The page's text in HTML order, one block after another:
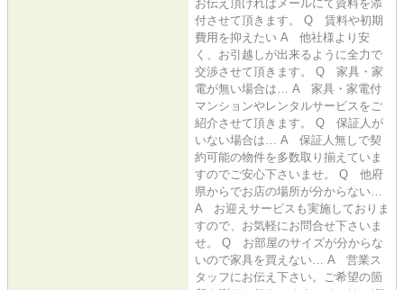
お伝え頂ければメールにて資料を添
付させて頂きます。 Q 賃料や初期
費用を抑えたい A 他社様より安
く、お引越しが出来るように全力で
交渉させて頂きます。 Q 家具・家
電が無い場合は… A 家具・家電付
マンションやレンタルサービスをご
紹介させて頂きます。 Q 保証人が
いない場合は… A 保証人無しで契
約可能の物件を多数取り揃えていま
すのでご安心下さいませ。 Q 他府
県からでお店の場所が分からない…
A お迎えサービスも実施しておりま
すので、お気軽にお問合せ下さいま
せ。 Q お部屋のサイズが分からな
いので家具を買えない… A 営業ス
タッフにお伝え下さい。ご希望の箇